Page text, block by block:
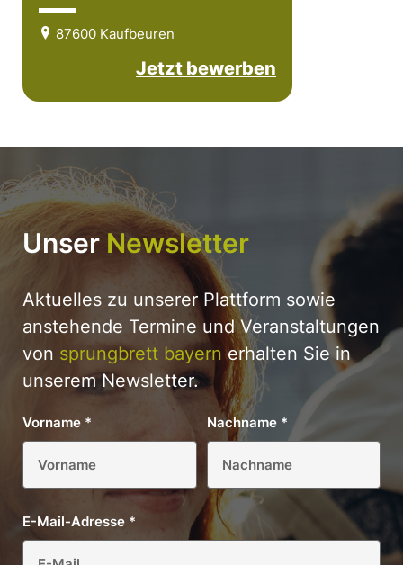
87600 Kaufbeuren
Jetzt bewerben
Unser Newsletter
Aktuelles zu unserer Plattform sowie
anstehende Termine und Veranstaltungen
von sprungbrett bayernerhalten Sie in
unserem Newsletter.
Vorname * Nachname *
E-Mail-Adresse *